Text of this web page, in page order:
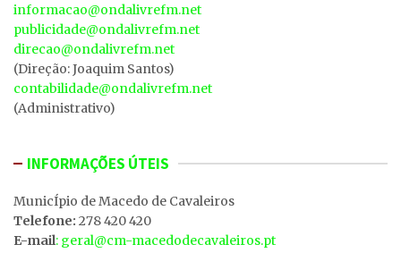
informacao@ondalivrefm.net
publicidade@ondalivrefm.net
direcao@ondalivrefm.net
(Direção: Joaquim Santos)
contabilidade@ondalivrefm.net
(Administrativo)
INFORMAÇÕES ÚTEIS
MunicÍpio de Macedo de Cavaleiros
Telefone: 278 420 420
E-mail: geral@cm-macedodecavaleiros.pt